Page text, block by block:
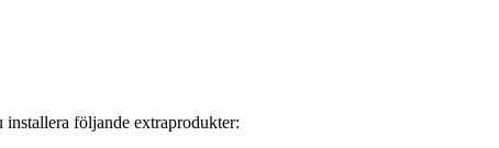
följande extraprodukter: